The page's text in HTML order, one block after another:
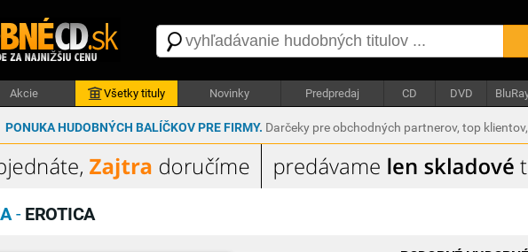
Akcie Všetky tituly Novinky Predpredaj CD DVD
PONUKA HUDOBNÝCH BALÍČKOV PRE FIRMY. Darčeky pre obchodných partnerov, top
- EROTICA